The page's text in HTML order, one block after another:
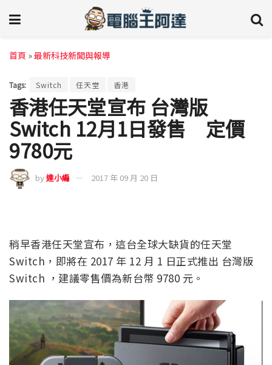
首頁 »最新科技新聞與報導
Tags: Switch 任天堂 香港
香港任天堂宣布 台灣版
Switch 12月1日發售 定價
9780元
by達小編 2017 年 09 月 20 日
稍早香港任天堂宣布，這台全球大缺貨的任天堂
Switch，即將在 2017 年 12 月 1 日正式推出 台灣版
Switch ，建議零售價為新台幣 9780 元。